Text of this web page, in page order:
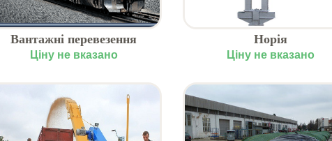
Вантажні перевезення
залізницею, замовити по
Ціну не вказано
Норія
Ціну не вказано